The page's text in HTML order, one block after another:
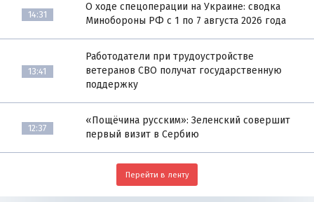
14:31
О ходе спецоперации на Украине: сводка
Минобороны РФ с 1 по 7 августа 2026 года
13:41
Работодатели при трудоустройстве
ветеранов СВО получат государственную
поддержку
12:37
«Пощёчина русским»: Зеленский совершит
первый визит в Сербию
Перейти в ленту